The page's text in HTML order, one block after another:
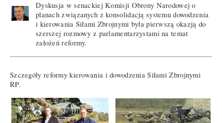
Dyskusja w senackiej Komisji Obrony Narodowej o
planach związanych z konsolidacją systemu dowodzenia
i kierowania Siłami Zbrojnymi była pierwszą okazją do
szerszej rozmowy z parlamentarzystami na temat
założeń reformy.
Szczegóły reformy kierowania i dowodzenia Siłami Zbrojnymi
RP.